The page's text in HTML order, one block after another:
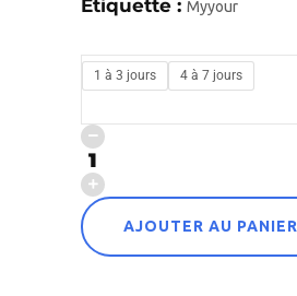
Étiquette : Myyour
1 à 3 jours 4 à 7 jours
AJOUTER AU PANIER